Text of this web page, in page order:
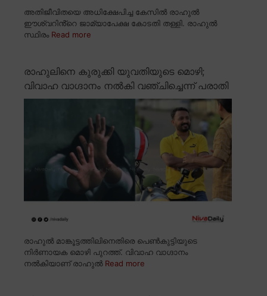
അതിജീവിതയെ അധിക്ഷേപിച്ച കേസിൽ രാഹുൽ
ഈശ്വറിൻ്റെ ജാമ്യാപേക്ഷ കോടതി തള്ളി. രാഹുൽ
സ്ഥിരം Read more
രാഹുലിനെ കുരുക്കി യുവതിയുടെ മൊഴി;
വിവാഹ വാഗ്ദാനം നൽകി വഞ്ചിച്ചെന്ന് പരാതി
രാഹുൽ മാങ്കൂട്ടത്തിലിനെതിരെ പെൺകുട്ടിയുടെ
നിർണായക മൊഴി പുറത്ത്. വിവാഹ വാഗ്ദാനം
നൽകിയാണ് രാഹുൽ Read more